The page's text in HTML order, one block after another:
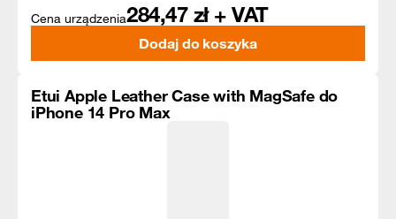
Cena urządzenia284,47 zł + VAT
Dodaj do koszyka
Etui Apple Leather Case with MagSafe do
iPhone 14 Pro Max